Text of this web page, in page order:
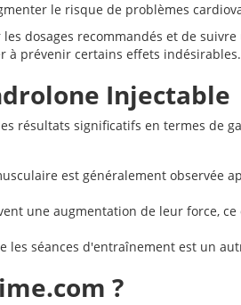
le risque de problèmes
dosages recommandés et de
à prévenir certains effets indésirables.
Injectable
résultats significatifs en termes de
est généralement observée
une augmentation de leur force,
les séances d'entraînement est un
?